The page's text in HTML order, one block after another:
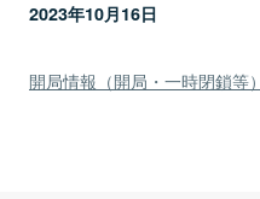
2023年10月16日
開局情報（開局・一時閉鎖等